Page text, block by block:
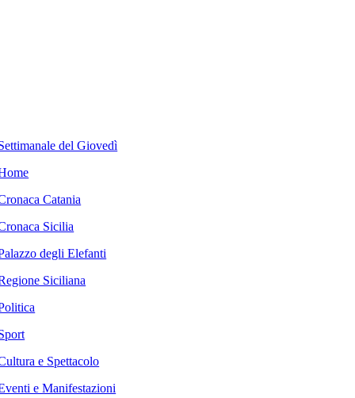
del Giovedì
Catania
Sicilia
degli Elefanti
Siciliana
e Spettacolo
e Manifestazioni